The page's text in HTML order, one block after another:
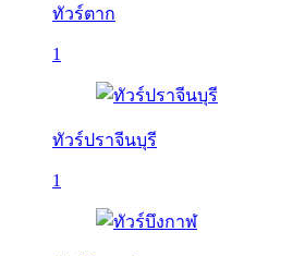
ทัวร์ตาก
1
ทัวร์ปราจีนบุรี
1